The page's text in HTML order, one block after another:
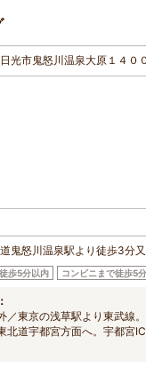
光市鬼怒川温泉大原１４００
鬼怒川温泉駅より徒歩3分
歩5分以内 コンビニまで徒歩5
／東京の浅草駅より東武線
北道宇都宮方面へ。宇都宮